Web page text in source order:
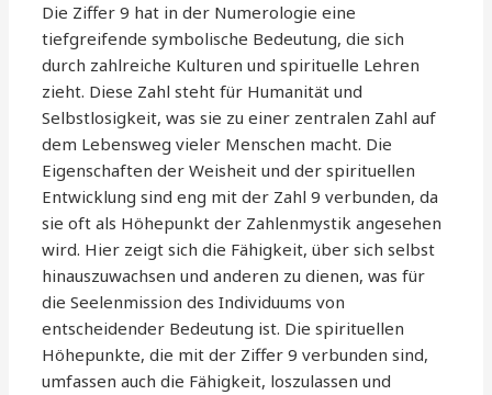
Die Ziffer 9 hat in der Numerologie eine
tiefgreifende symbolische Bedeutung, die sich
durch zahlreiche Kulturen und spirituelle Lehren
zieht. Diese Zahl steht für Humanität und
Selbstlosigkeit, was sie zu einer zentralen Zahl auf
dem Lebensweg vieler Menschen macht. Die
Eigenschaften der Weisheit und der spirituellen
Entwicklung sind eng mit der Zahl 9 verbunden, da
sie oft als Höhepunkt der Zahlenmystik angesehen
wird. Hier zeigt sich die Fähigkeit, über sich selbst
hinauszuwachsen und anderen zu dienen, was für
die Seelenmission des Individuums von
entscheidender Bedeutung ist. Die spirituellen
Höhepunkte, die mit der Ziffer 9 verbunden sind,
umfassen auch die Fähigkeit, loszulassen und